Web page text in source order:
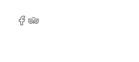
Facebook
Tripadvisor